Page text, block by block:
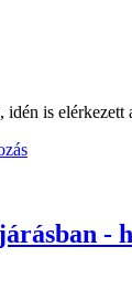
is elérkezett